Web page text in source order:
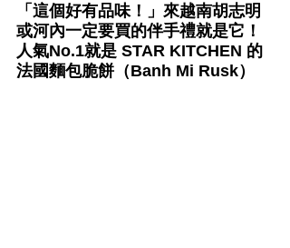
「這個好有品味！」來越南胡志明
或河內一定要買的伴手禮就是它！
人氣No.1就是 STAR KITCHEN 的
法國麵包脆餅（Banh Mi Rusk）